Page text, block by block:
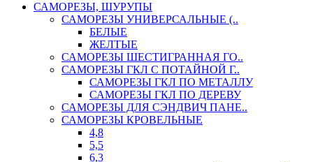
САМОРЕЗЫ, ШУРУПЫ
САМОРЕЗЫ УНИВЕРСАЛЬНЫЕ (..
БЕЛЫЕ
ЖЕЛТЫЕ
САМОРЕЗЫ ШЕСТИГРАННАЯ ГО..
САМОРЕЗЫ ГКЛ С ПОТАЙНОЙ Г..
САМОРЕЗЫ ГКЛ ПО МЕТАЛЛУ
САМОРЕЗЫ ГКЛ ПО ДЕРЕВУ
САМОРЕЗЫ ДЛЯ СЭНДВИЧ ПАНЕ..
САМОРЕЗЫ КРОВЕЛЬНЫЕ
4,8
5,5
6,3